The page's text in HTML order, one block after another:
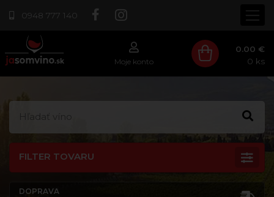
0948 777 140
Moje konto
0.00 €
0 ks
FILTER TOVARU
DOPRAVA